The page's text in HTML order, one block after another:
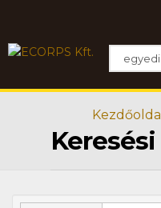
Kezdőoldal
Keresési